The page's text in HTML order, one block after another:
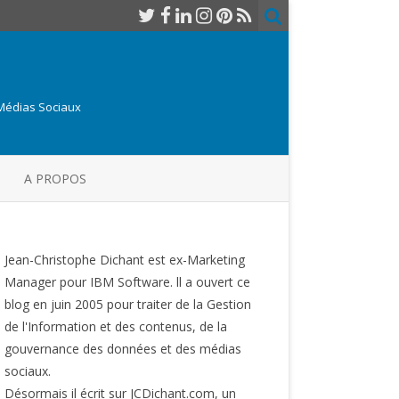
Sociaux
A PROPOS
Jean-Christophe Dichant est ex-Marketing
Manager pour IBM Software. ll a ouvert ce
blog en juin 2005 pour traiter de la Gestion
de l'Information et des contenus, de la
gouvernance des données et des médias
sociaux.
Désormais il écrit sur JCDichant.com, un